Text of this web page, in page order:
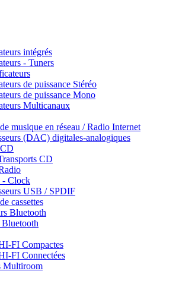
intégrés
- Tuners
de puissance Stéréo
de puissance Mono
Multicanaux
musique en réseau / Radio Internet
(DAC) digitales-analogiques
CD
- Clock
USB / SPDIF
cassettes
Bluetooth
FI Compactes
FI Connectées
Multiroom